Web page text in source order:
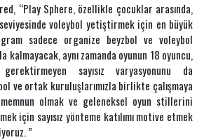
“Play Sphere, özellikle çocuklar arasında,
voleybol yetiştirmek için en büyük
sadece organize beyzbol ve voleybol
aynı zamanda oyunun 18 oyuncu,
sayısız varyasyonunu da
ve ortak kuruluşlarımızla birlikte çalışmaya
memnun olmak ve geleneksel oyun stillerini
için sayısız yönteme katılımı motive etmek
”